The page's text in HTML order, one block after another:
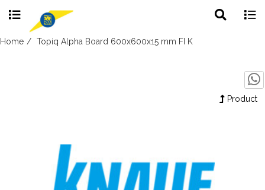
Skip
Home Topiq Alpha Board 600x600x15 mm FI K
Product